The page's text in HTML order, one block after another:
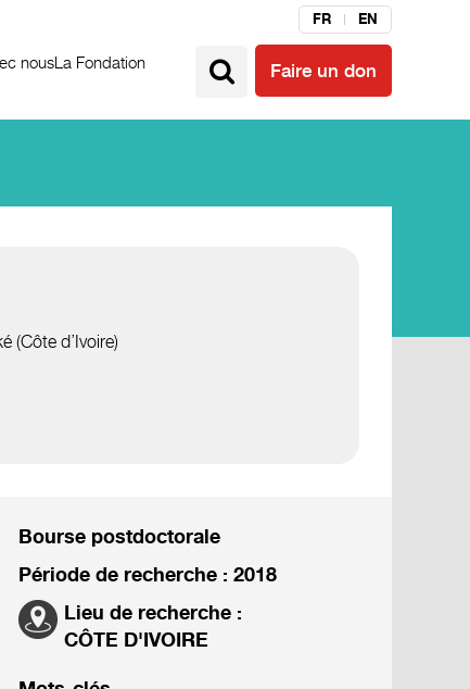
FR EN
nousLa Fondation Faire un don
(Côte d’Ivoire)
Bourse postdoctorale
Période de recherche : 2018
Lieu de recherche :
CÔTE D'IVOIRE